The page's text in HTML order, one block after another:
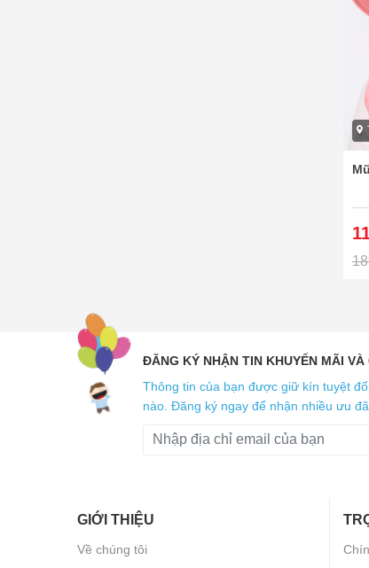
ĐĂNG KÝ NHẬN TIN KHUYẾN MÃI VÀ
Thông tin của bạn được giữ kín tuyệt
nào. Đăng ký ngay để nhận nhiều ưu
GIỚI THIỆU
Về chúng tôi